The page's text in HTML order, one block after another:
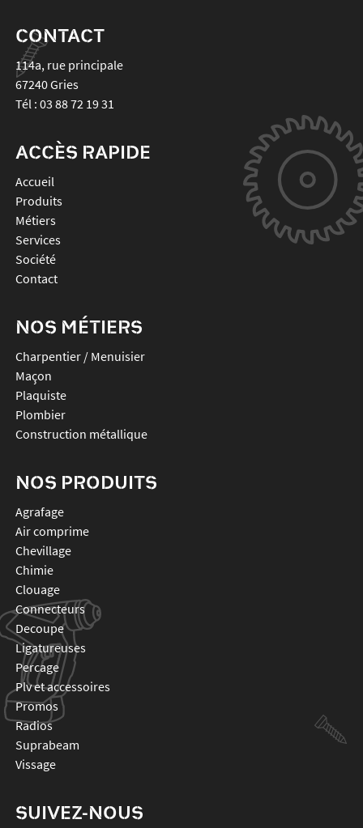
CONTACT
114a, rue principale
67240Gries
Tél : 03 88 72 19 31
ACCÈS RAPIDE
Accueil
Produits
Métiers
Services
Société
Contact
NOS MÉTIERS
Charpentier / Menuisier
Maçon
Plaquiste
Plombier
Construction métallique
NOS PRODUITS
agrafage
air comprime
chevillage
chimie
clouage
connecteurs
decoupe
ligatureuses
percage
plv et accessoires
promos
radios
suprabeam
vissage
SUIVEZ-NOUS